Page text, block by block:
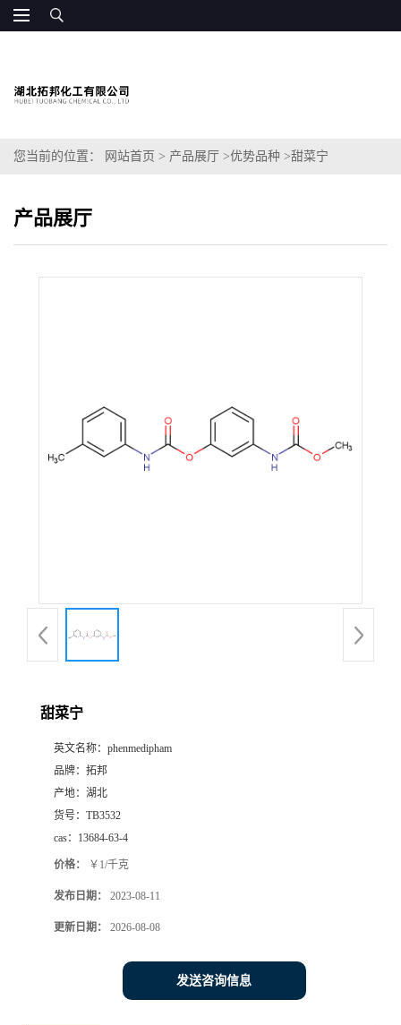
您当前的位置： 网站首页 > 产品展厅 >优势品种 >甜菜宁
产品展厅
甜菜宁
英文名称： phenmedipham
品牌： 拓邦
产地： 湖北
货号： TB3532
cas： 13684-63-4
价格： ￥1/千克
发布日期： 2023-08-11
更新日期： 2026-08-08
发送咨询信息